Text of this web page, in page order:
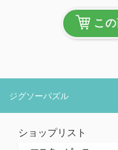
こ
ジグソーパズル
ショップリスト